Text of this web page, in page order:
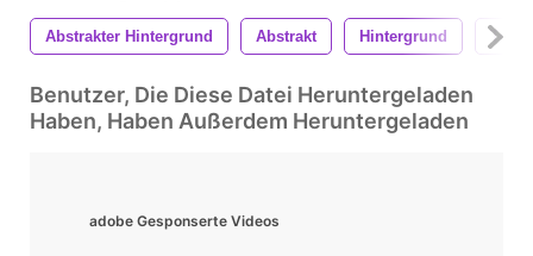
Abstrakter Hintergrund Abstrakt Hintergrund
Benutzer, Die Diese Datei Heruntergeladen
Haben, Haben Außerdem Heruntergeladen
adobe Gesponserte Videos